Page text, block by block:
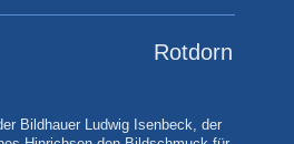
Rotdorn
Bildhauer Ludwig Isenbeck, der